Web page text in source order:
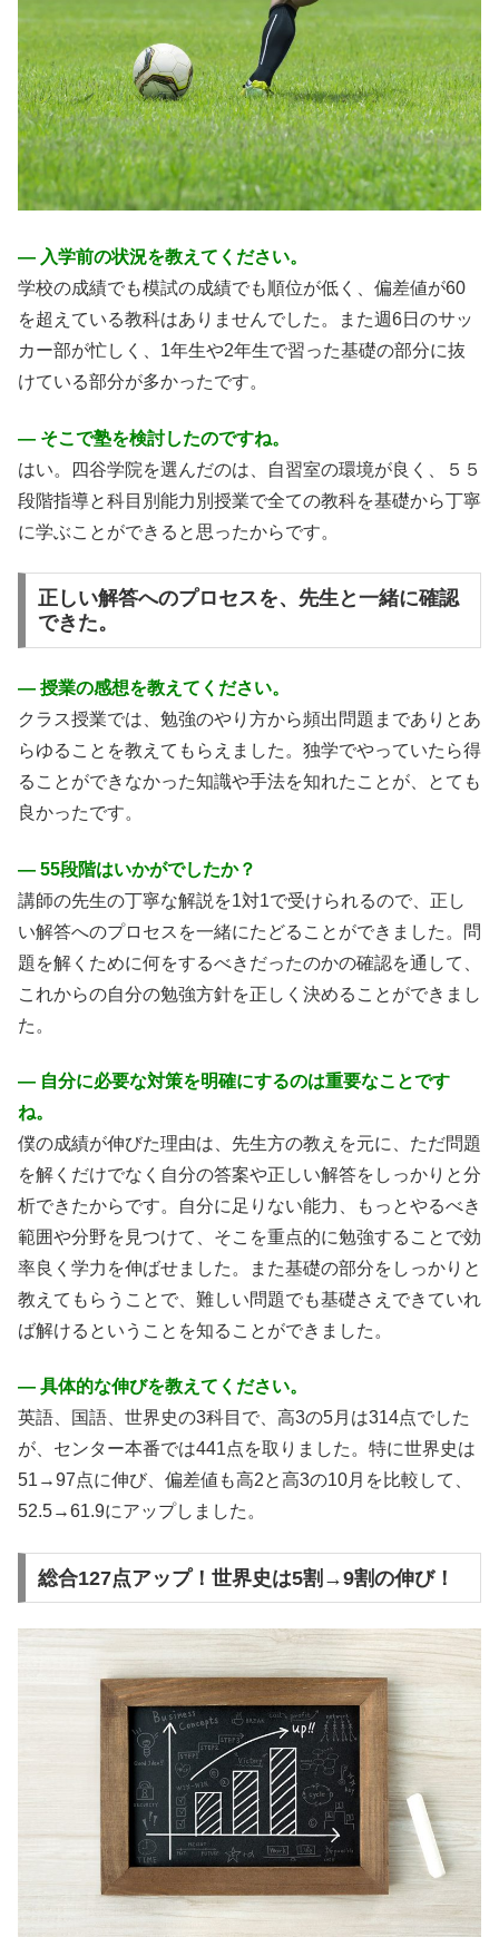
― 入学前の状況を教えてください。
学校の成績でも模試の成績でも順位が低く、偏差値が60
を超えている教科はありませんでした。また週6日のサッ
カー部が忙しく、1年生や2年生で習った基礎の部分に抜
けている部分が多かったです。
― そこで塾を検討したのですね。
はい。四谷学院を選んだのは、自習室の環境が良く、５５
段階指導と科目別能力別授業で全ての教科を基礎から丁寧
に学ぶことができると思ったからです。
正しい解答へのプロセスを、先生と一緒に確認
できた。
― 授業の感想を教えてください。
クラス授業では、勉強のやり方から頻出問題までありとあ
らゆることを教えてもらえました。独学でやっていたら得
ることができなかった知識や手法を知れたことが、とても
良かったです。
― 55段階はいかがでしたか？
講師の先生の丁寧な解説を1対1で受けられるので、正し
い解答へのプロセスを一緒にたどることができました。問
題を解くために何をするべきだったのかの確認を通して、
これからの自分の勉強方針を正しく決めることができまし
た。
― 自分に必要な対策を明確にするのは重要なことです
ね。
僕の成績が伸びた理由は、先生方の教えを元に、ただ問題
を解くだけでなく自分の答案や正しい解答をしっかりと分
析できたからです。自分に足りない能力、もっとやるべき
範囲や分野を見つけて、そこを重点的に勉強することで効
率良く学力を伸ばせました。また基礎の部分をしっかりと
教えてもらうことで、難しい問題でも基礎さえできていれ
ば解けるということを知ることができました。
― 具体的な伸びを教えてください。
英語、国語、世界史の3科目で、高3の5月は314点でした
が、センター本番では441点を取りました。特に世界史は
51→97点に伸び、偏差値も高2と高3の10月を比較して、
52.5→61.9にアップしました。
総合127点アップ！世界史は5割→9割の伸び！